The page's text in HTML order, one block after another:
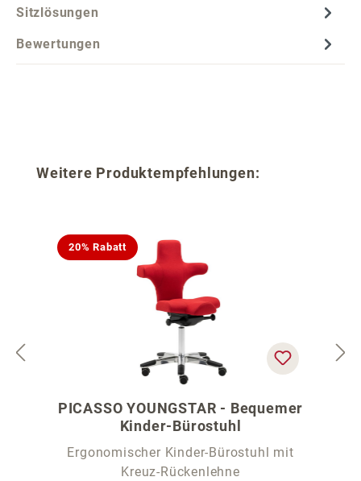
Sitzlösungen
Bewertungen
Produktgalerie überspringen
Weitere Produktempfehlungen:
20% Rabatt
PICASSO YOUNGSTAR - Bequemer
Kinder-Bürostuhl
Ergonomischer Kinder-Bürostuhl mit
Kreuz-Rückenlehne